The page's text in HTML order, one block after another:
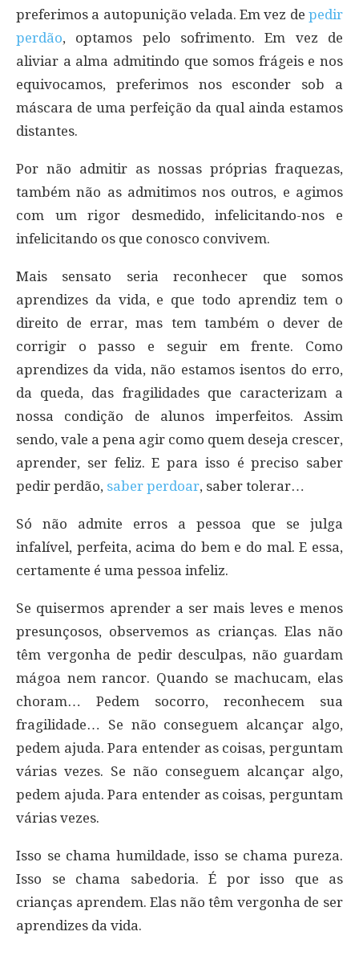
preferimos a autopunição velada. Em vez de pedir
perdão, optamos pelo sofrimento. Em vez de
aliviar a alma admitindo que somos frágeis e nos
equivocamos, preferimos nos esconder sob a
máscara de uma perfeição da qual ainda estamos
distantes.
Por não admitir as nossas próprias fraquezas,
também não as admitimos nos outros, e agimos
com um rigor desmedido, infelicitando-nos e
infelicitando os que conosco convivem.
Mais sensato seria reconhecer que somos
aprendizes da vida, e que todo aprendiz tem o
direito de errar, mas tem também o dever de
corrigir o passo e seguir em frente. Como
aprendizes da vida, não estamos isentos do erro,
da queda, das fragilidades que caracterizam a
nossa condição de alunos imperfeitos. Assim
sendo, vale a pena agir como quem deseja crescer,
aprender, ser feliz. E para isso é preciso saber
pedir perdão, saber perdoar, saber tolerar…
Só não admite erros a pessoa que se julga
infalível, perfeita, acima do bem e do mal. E essa,
certamente é uma pessoa infeliz.
Se quisermos aprender a ser mais leves e menos
presunçosos, observemos as crianças. Elas não
têm vergonha de pedir desculpas, não guardam
mágoa nem rancor. Quando se machucam, elas
choram… Pedem socorro, reconhecem sua
fragilidade… Se não conseguem alcançar algo,
pedem ajuda. Para entender as coisas, perguntam
várias vezes. Se não conseguem alcançar algo,
pedem ajuda. Para entender as coisas, perguntam
várias vezes.
Isso se chama humildade, isso se chama pureza.
Isso se chama sabedoria. É por isso que as
crianças aprendem. Elas não têm vergonha de ser
aprendizes da vida.